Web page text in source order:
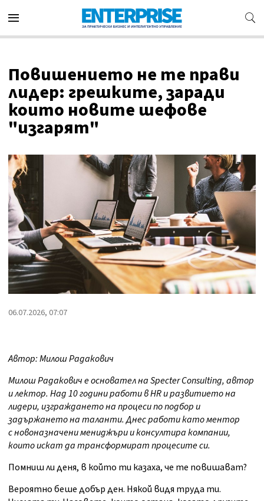
Повишението не те прави
лидер: грешките, заради
които новите шефове
"изгарят"
06.07.2026, 07:07
Автор: Милош Радакович
Милош Радакович е основател на Specter Consulting, автор
и лектор. Над 10 години работи в HR и развитието на
лидери, изграждането на процеси по подбор и
задържането на таланти. Днес работи като ментор
с новоназначени мениджъри и консултира компании,
които искат да трансформират процесите си.
Помниш ли деня, в който ти казаха, че те повишават?
Вероятно беше добър ден. Някой видя труда ти.